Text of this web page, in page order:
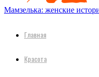
Мамзелька: женские
Главная
Красота